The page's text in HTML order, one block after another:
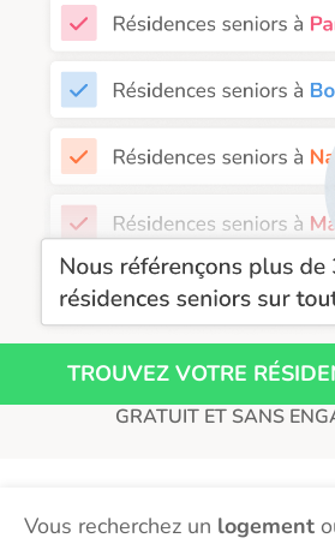
Résidence senior à la
Résidence senior à la
Résidence senior à la
Résidence senior à la
Recherche par ville
TROUVEZ VOTRE
GRATUIT ET SANS
Vous recherchez un logement